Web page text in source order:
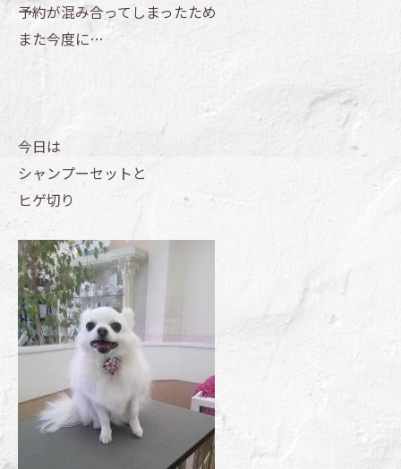
予約が混み合ってしまったため
また今度に…
今日は
シャンプーセットと
ヒゲ切り